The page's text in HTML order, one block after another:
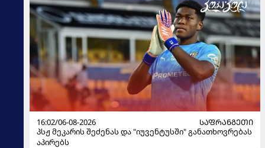
16:02/06-08-2026
ᲡᲐᲤᲠᲐᲜᲒᲔᲗᲘ
პსჟ მეკარის შეძენას და "იუვენტუსში" განათხოვრებას
აპირებს